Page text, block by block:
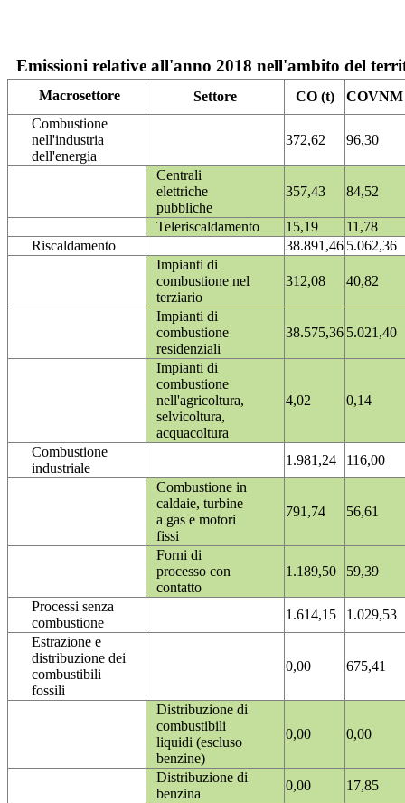
Emissioni relative all'anno 2018 nell'ambito del
Macrosettore Settore CO (t)
COVNM
Combustione
nell'industria
dell'energia
372,62 96,30
Centrali
elettriche
pubbliche
357,43 84,52
Teleriscaldamento 15,19
11,78
Riscaldamento
38.891,46 5.062,36
Impianti di
combustione nel
terziario
312,08 40,82
Impianti di
combustione
residenziali
38.575,36 5.021,40
Impianti di
combustione
nell'agricoltura,
selvicoltura,
acquacoltura
4,02 0,14
Combustione
industriale
1.981,24
116,00
Combustione in
caldaie, turbine
a gas e motori
fissi
791,74 56,61
Forni di
processo con
contatto
1.189,50 59,39
Processi senza
combustione
1.614,15
1.029,53
Estrazione e
distribuzione dei
combustibili
fossili
0,00 675,41
Distribuzione di
combustibili
liquidi (escluso
benzine)
0,00 0,00
Distribuzione di
benzina
0,00
17,85